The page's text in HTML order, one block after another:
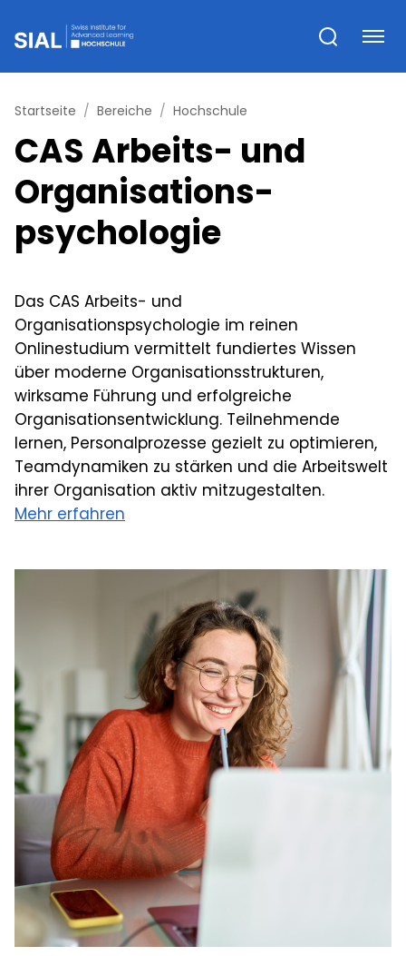
Startseite Bereiche Hochschule
CAS Arbeits- und
Organisations­
psychologie
Das CAS Arbeits- und
Organisationspsychologie im reinen
Onlinestudium vermittelt fundiertes Wissen
über moderne Organisationsstrukturen,
wirksame Führung und erfolgreiche
Organisationsentwicklung. Teilnehmende
lernen, Personalprozesse gezielt zu optimieren,
Teamdynamiken zu stärken und die Arbeitswelt
ihrer Organisation aktiv mitzugestalten.
Mehr erfahren